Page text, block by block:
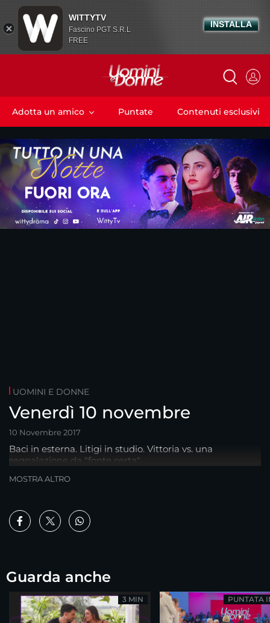
Adotta un amico Puntate Contenuti esclusivi
UOMINI E DONNE
Venerdì 10 novembre
10 Novembre 2017
Baci in esterna. Litigi in studio. Vittoria vs. una
segnalazione da "fonte certa"...
MOSTRA ALTRO
Guarda anche
3 MIN PUNTATA
WITTYTV
Fascino PGT S.R.L
FREE
INSTALLA